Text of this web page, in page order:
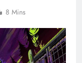
8 Mins